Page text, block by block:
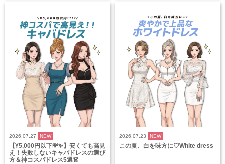
2026.07.27 NEW
【¥5,000円以下💸✨】安くても高見
え！失敗しないキャバドレスの選び
方＆神コスパドレス5選👗
2026.07.23 NEW
この夏、白を味方に♡White dress